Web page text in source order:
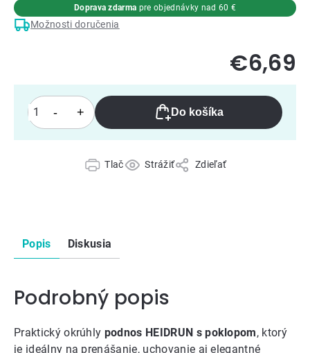
Do košíka
Tlač Strážiť Zdieľať
Možnosti doručenia
Doprava zdarma pre objednávky nad 60 €
€6,69
Popis Diskusia
Podrobný popis
Praktický okrúhly podnos HEIDRUN s poklopom, ktorý
je ideálny na prenášanie, uchovanie aj elegantné